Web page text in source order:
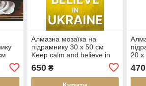
Алмазна мозаїка на
підрамнику 30 х 50 см
Keep calm and believe in
650₴
20
470